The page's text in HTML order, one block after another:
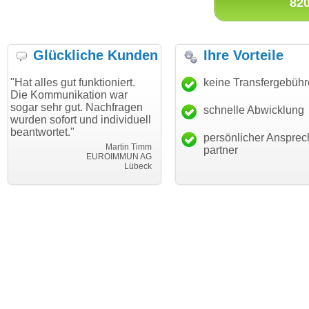
Glückliche Kunden
gut funktioniert.
war
gut. Nachfragen
und individuell
EUROIMMUN AG
"Danke für den schnellen
Transfer und guten Service!"
Thomas Schäfer
i can eckert communication GmbH
"Ich bin
haben.
mein
Ihre Vorteile
keine
schnelle Abwicklung
persönlicher
partner